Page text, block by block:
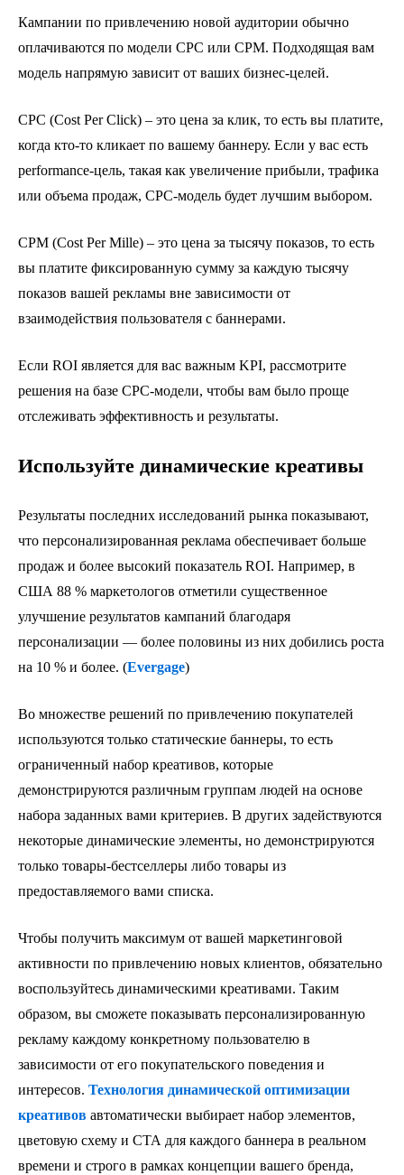
Кампании по привлечению новой аудитории обычно
оплачиваются по модели CPC или CPM. Подходящая вам
модель напрямую зависит от ваших бизнес-целей.
CPC (Cost Per Click) – это цена за клик, то есть вы платите,
когда кто-то кликает по вашему баннеру. Если у вас есть
performance-цель, такая как увеличение прибыли, трафика
или объема продаж, CPC-модель будет лучшим выбором.
CPM (Cost Per Mille) – это цена за тысячу показов, то есть
вы платите фиксированную сумму за каждую тысячу
показов вашей рекламы вне зависимости от
взаимодействия пользователя с баннерами.
Если ROI является для вас важным KPI, рассмотрите
решения на базе CPC-модели, чтобы вам было проще
отслеживать эффективность и результаты.
Используйте динамические креативы
Результаты последних исследований рынка показывают,
что персонализированная реклама обеспечивает больше
продаж и более высокий показатель ROI. Например, в
США 88 % маркетологов отметили существенное
улучшение результатов кампаний благодаря
персонализации — более половины из них добились роста
на 10 % и более. (Evergage)
Во множестве решений по привлечению покупателей
используются только статические баннеры, то есть
ограниченный набор креативов, которые
демонстрируются различным группам людей на основе
набора заданных вами критериев. В других задействуются
некоторые динамические элементы, но демонстрируются
только товары-бестселлеры либо товары из
предоставляемого вами списка.
Чтобы получить максимум от вашей маркетинговой
активности по привлечению новых клиентов, обязательно
воспользуйтесь динамическими креативами. Таким
образом, вы сможете показывать персонализированную
рекламу каждому конкретному пользователю в
зависимости от его покупательского поведения и
интересов. Технология динамической оптимизации
креативов автоматически выбирает набор элементов,
цветовую схему и СТА для каждого баннера в реальном
времени и строго в рамках концепции вашего бренда,